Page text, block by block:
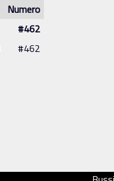
Numero
#462
#462